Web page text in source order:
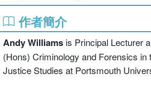
This book aims to resolve this lack of
area of forensic science with
much needed sociological and
context in which techniques forensic
and prosecute offenders. In
作者簡介
Andy Williamsis Principal Lecturer
(Hons) Criminology and Forensics in
Justice Studies at Portsmouth